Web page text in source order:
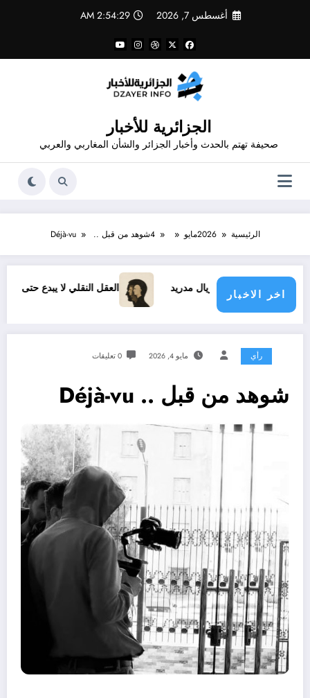
أغسطس 7, 2026 2:54:30 AM
الجزائرية للأخبار
صحيفة تهتم بالحدث وأخبار الجزائر والشأن المغاربي والعربي
الرئيسية 2026مايو 4شوهد من قبل .. Déjà-vu
اخر الاخبار
مع ريال مدريد العقل النقلي لا يبدع حتى في تجارب حركات
رأي مايو 4, 2026 0 تعليقات
شوهد من قبل .. Déjà-vu